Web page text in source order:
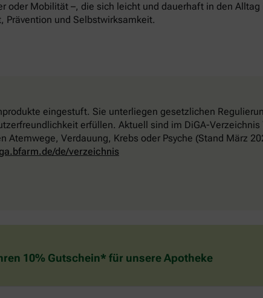
oder Mobilität –, die sich leicht und dauerhaft in den
Prävention und Selbstwirksamkeit.
eingestuft. Sie unterliegen gesetzlichen
erfüllen. Aktuell sind im DiGA-
Verdauung, Krebs oder Psyche (Stand März
de/verzeichnis
10% Gutschein* für unsere Apotheke